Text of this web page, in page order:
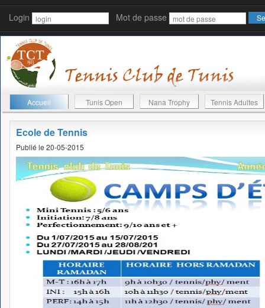
Login Mot de passe
Accueil Tunis Open Nana Trophy Tennis Adultes
Ecole de Tennis
Publié le 20-05-2015